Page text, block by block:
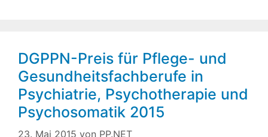
DGPPN-Preis für Pflege- und
Gesundheitsfachberufe in
Psychiatrie, Psychotherapie und
Psychosomatik 2015
23. Mai 2015 von PP.NET